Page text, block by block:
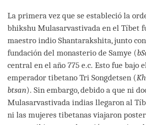
La primera vez que se estableció la
bhikshu Mulasarvastivada en el Tíbet
maestro indio Shantarakshita, junto
fundación del monasterio de Samye (
central en el año 775 e.c. Esto fue bajo
emperador tibetano Tri Songdetsen (
btsan). Sin embargo, debido a que ni
Mulasarvastivada indias llegaron al
ni las mujeres tibetanas viajaron